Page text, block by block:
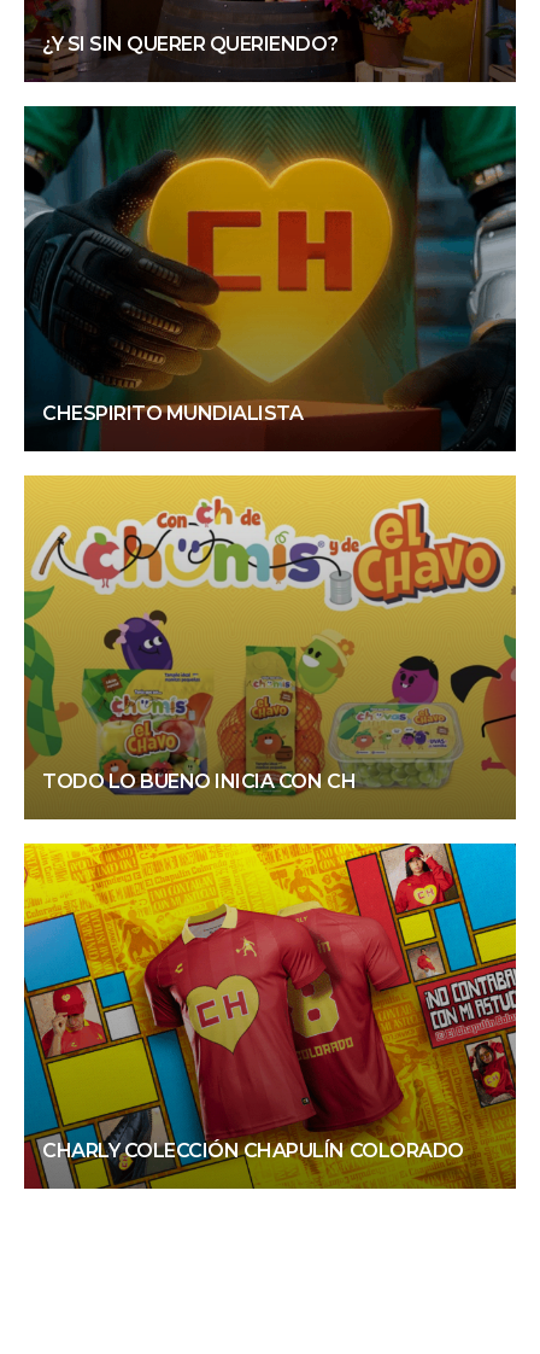
¿Y SI SIN QUERER QUERIENDO?
CHESPIRITO MUNDIALISTA
TODO LO BUENO INICIA CON CH
CHARLY COLECCIÓN CHAPULÍN COLORADO